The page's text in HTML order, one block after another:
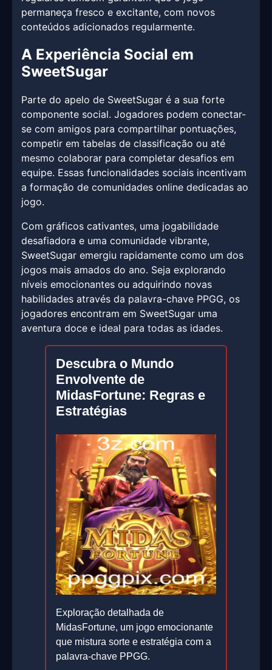
permaneça fresco e excitante, com novos
conteúdos adicionados regularmente.
A Experiência Social em
SweetSugar
Parte do apelo de SweetSugar é a sua forte
componente social. Jogadores podem conectar-
se com amigos para compartilhar pontuações,
competir em tabelas de classificação ou até
mesmo colaborar para completar desafios em
equipe. Essas funcionalidades sociais incentivam
a formação de comunidades online dedicadas ao
jogo.
Com gráficos cativantes, uma jogabilidade
desafiadora e uma comunidade vibrante,
SweetSugar emergiu rapidamente como um dos
jogos mais amados do ano. Seja explorando
níveis emocionantes ou adquirindo novas
habilidades através da palavra-chave PPGG, os
jogadores encontram em SweetSugar uma
aventura doce e ideal para todas as idades.
Descubra o Mundo
Envolvente de
MidasFortune: Regras e
Estratégias
Exploração detalhada de
MidasFortune, um jogo emocionante
que mistura sorte e estratégia com a
palavra-chave PPGG.